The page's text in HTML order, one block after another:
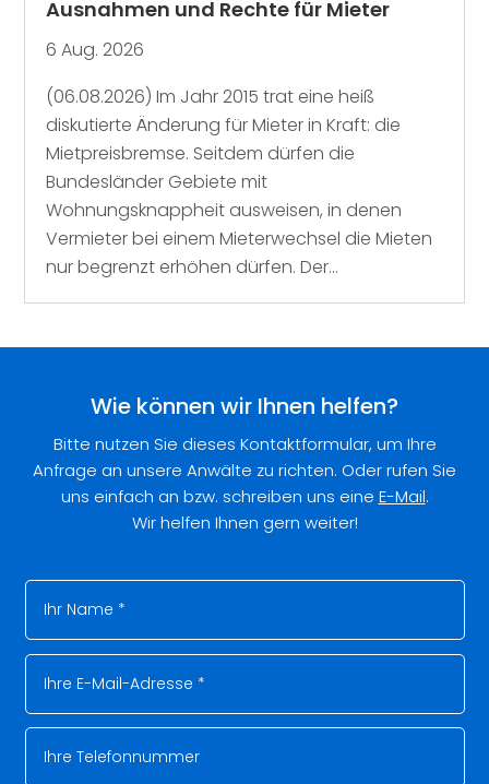
Ausnahmen und Rechte für Mieter
6 Aug. 2026
(06.08.2026) Im Jahr 2015 trat eine heiß
diskutierte Änderung für Mieter in Kraft: die
Mietpreisbremse. Seitdem dürfen die
Bundesländer Gebiete mit
Wohnungsknappheit ausweisen, in denen
Vermieter bei einem Mieterwechsel die Mieten
nur begrenzt erhöhen dürfen. Der...
Wie können wir Ihnen helfen?
Bitte nutzen Sie dieses Kontaktformular, um Ihre
Anfrage an unsere Anwälte zu richten. Oder rufen Sie
uns einfach an bzw. schreiben uns eine E-Mail.
Wir helfen Ihnen gern weiter!